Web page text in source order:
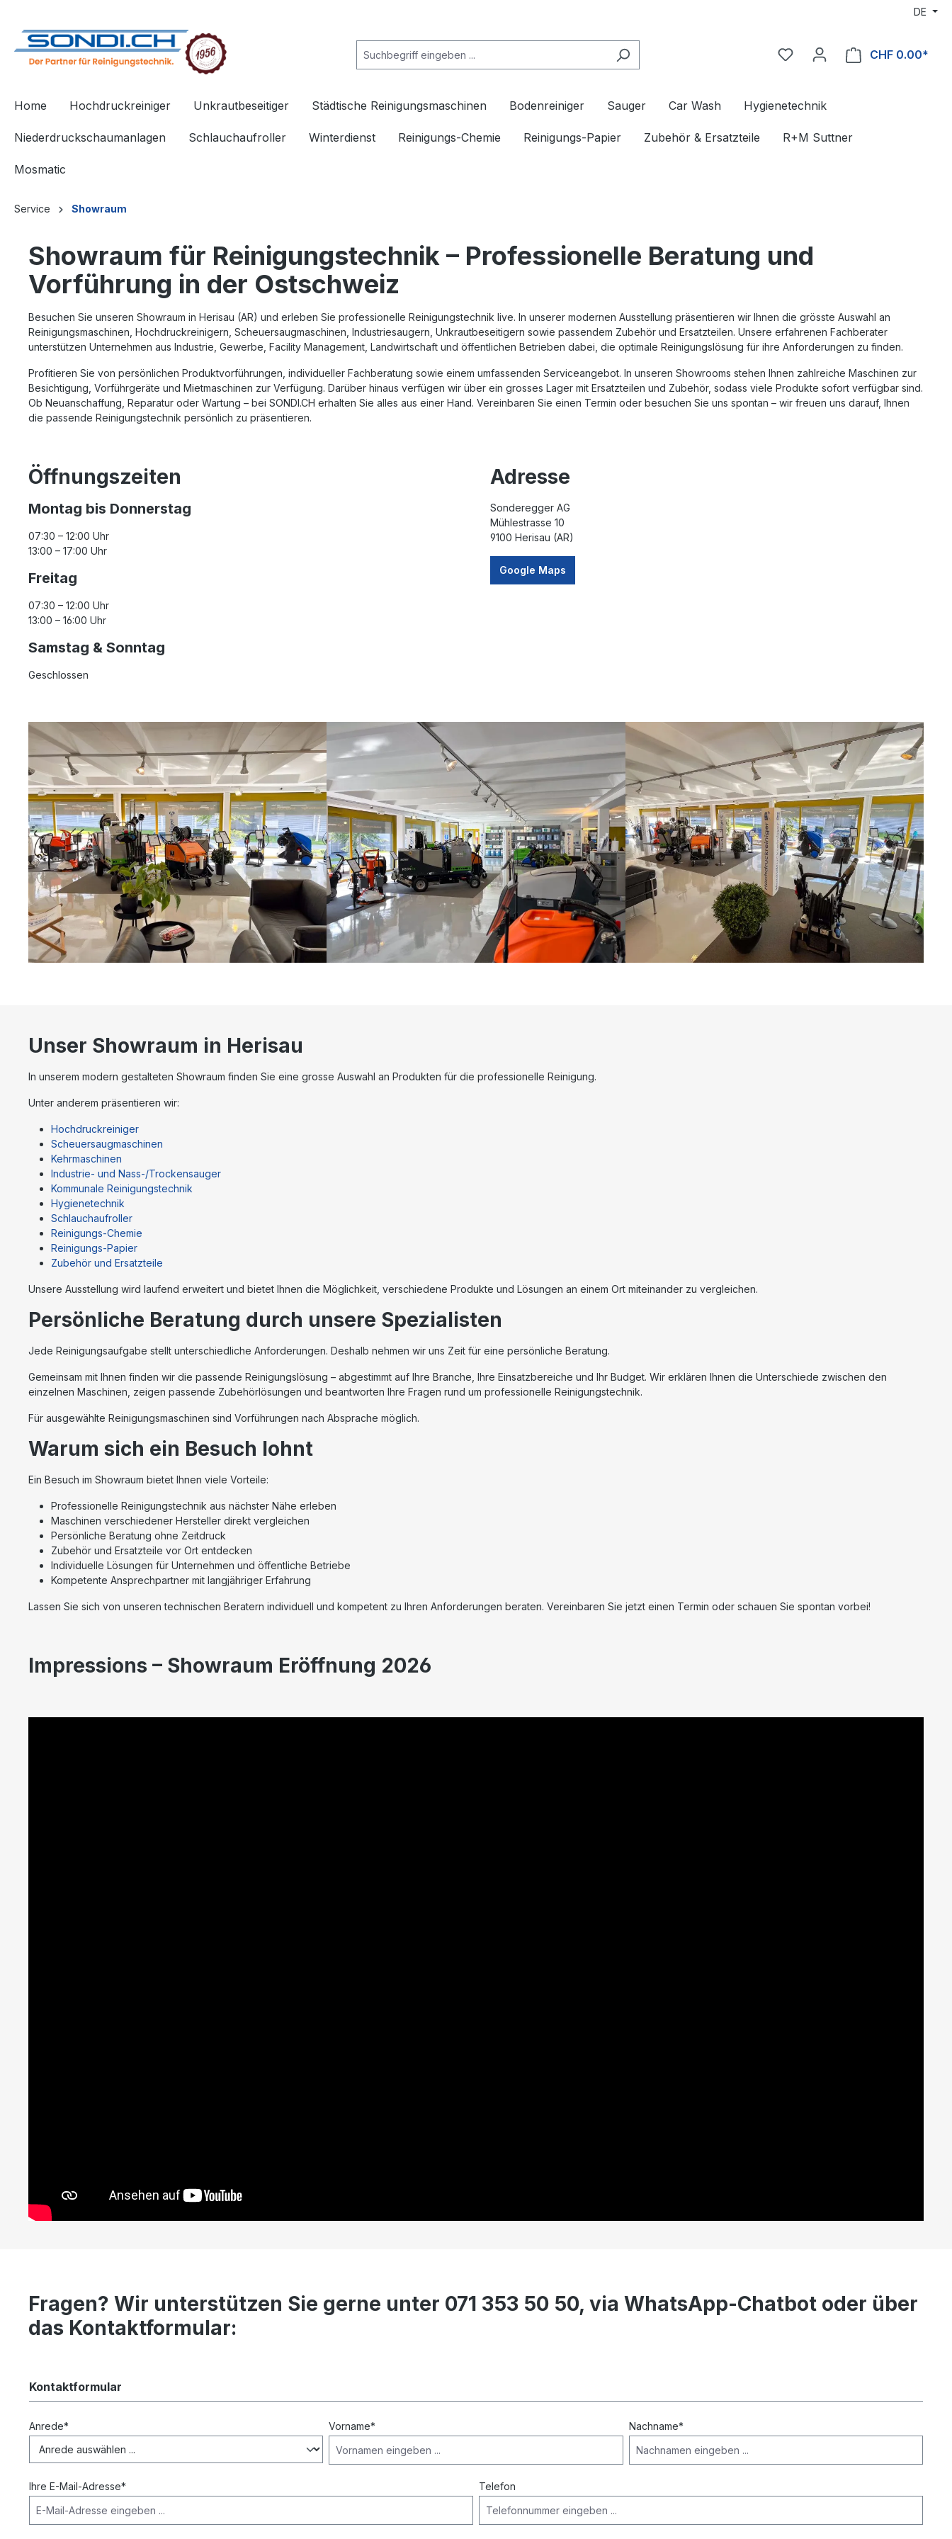
DE
CHF 0.00*
Home Hochdruckreiniger Unkrautbeseitiger Städtische Reinigungsmaschinen Bodenreiniger Sauger Car Wash Hygienetechnik
Niederdruckschaumanlagen Schlauchaufroller Winterdienst Reinigungs-Chemie Reinigungs-Papier Zubehör & Ersatzteile R+M Suttner
Mosmatic
Service Showraum
Showraum für Reinigungstechnik – Professionelle Beratung und
Vorführung in der Ostschweiz
Besuchen Sie unseren Showraum in Herisau (AR) und erleben Sie professionelle Reinigungstechnik live. In unserer modernen Ausstellung präsentieren wir Ihnen die grösste Auswahl an
Reinigungsmaschinen Hochdruckreinigern Scheuersaugmaschinen Industriesaugern Unkrautbeseitigern sowie passendem Zubehör und Ersatzteilen. Unsere erfahrenen Fachberater
unterstützen Unternehmen aus Industrie, Gewerbe, Facility Management, Landwirtschaft und öffentlichen Betrieben dabei, die optimale Reinigungslösung für ihre Anforderungen zu finden.
Profitieren Sie von persönlichen Produktvorführungen, individueller Fachberatung sowie einem umfassenden Serviceangebot. In unseren Showrooms stehen Ihnen zahlreiche Maschinen zur
Besichtigung, Vorführgeräte und Mietmaschinen zur Verfügung. Darüber hinaus verfügen wir über ein grosses Lager mit Ersatzteilen und Zubehör, sodass viele Produkte sofort verfügbar sind.
Ob Neuanschaffung, Reparatur oder Wartung – bei SONDI.CH erhalten Sie alles aus einer Hand. Vereinbaren Sie einen Termin oder besuchen Sie uns spontan – wir freuen uns darauf, Ihnen
die passende Reinigungstechnik persönlich zu präsentieren.
Öffnungszeiten
Montag bis Donnerstag
07:30 – 12:00 Uhr
13:00 – 17:00 Uhr
Freitag
07:30 – 12:00 Uhr
13:00 – 16:00 Uhr
Samstag & Sonntag
Geschlossen
Adresse
Sonderegger AG
Mühlestrasse 10
9100 Herisau (AR)
Google Maps
Unser Showraum in Herisau
In unserem modern gestalteten Showraum finden Sie eine grosse Auswahl an Produkten für die professionelle Reinigung.
Unter anderem präsentieren wir:
Hochdruckreiniger
Scheuersaugmaschinen
Kehrmaschinen
Industrie- und Nass-/Trockensauger
Kommunale Reinigungstechnik
Hygienetechnik
Schlauchaufroller
Reinigungs-Chemie
Reinigungs-Papier
Zubehör und Ersatzteile
Unsere Ausstellung wird laufend erweitert und bietet Ihnen die Möglichkeit, verschiedene Produkte und Lösungen an einem Ort miteinander zu vergleichen.
Persönliche Beratung durch unsere Spezialisten
Jede Reinigungsaufgabe stellt unterschiedliche Anforderungen. Deshalb nehmen wir uns Zeit für eine persönliche Beratung.
Gemeinsam mit Ihnen finden wir die passende Reinigungslösung – abgestimmt auf Ihre Branche, Ihre Einsatzbereiche und Ihr Budget. Wir erklären Ihnen die Unterschiede zwischen den
einzelnen Maschinen, zeigen passende Zubehörlösungen und beantworten Ihre Fragen rund um professionelle Reinigungstechnik.
Für ausgewählte Reinigungsmaschinen sind Vorführungen nach Absprache möglich.
Warum sich ein Besuch lohnt
Ein Besuch im Showraum bietet Ihnen viele Vorteile:
Professionelle Reinigungstechnik aus nächster Nähe erleben
Maschinen verschiedener Hersteller direkt vergleichen
Persönliche Beratung ohne Zeitdruck
Zubehör und Ersatzteile vor Ort entdecken
Individuelle Lösungen für Unternehmen und öffentliche Betriebe
Kompetente Ansprechpartner mit langjähriger Erfahrung
Lassen Sie sich von unseren technischen Beratern individuell und kompetent zu Ihren Anforderungen beraten. Vereinbaren Sie jetzt einen Termin oder schauen Sie spontan vorbei!
Impressions – Showraum Eröffnung 2026
Fragen? Wir unterstützen Sie gerne unter 071 353 50 50, via WhatsApp-Chatbot oder über
das Kontaktformular:
Kontaktformular
Anrede* Vorname* Nachname*
Ihre E-Mail-Adresse* Telefon